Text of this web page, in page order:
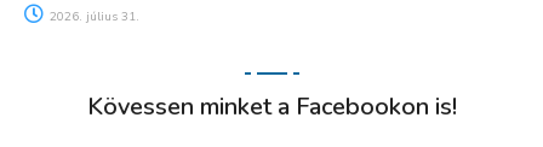
2026. július 31.
Kövessen minket a Facebookon is!